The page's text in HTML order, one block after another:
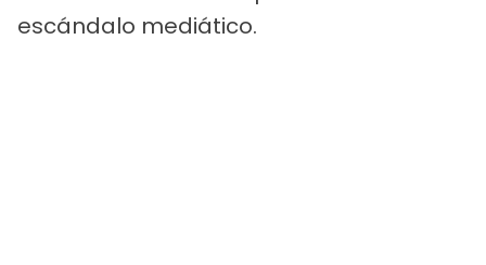
escándalo mediático.